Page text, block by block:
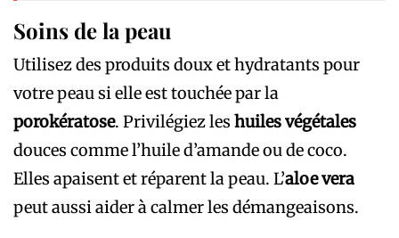
Soins de la peau
Utilisez des produits doux et hydratants pour
votre peau si elle est touchée par la
porokératose. Privilégiez les huiles végétales
douces comme l’huile d’amande ou de coco.
Elles apaisent et réparent la peau. L’aloe vera
peut aussi aider à calmer les démangeaisons.